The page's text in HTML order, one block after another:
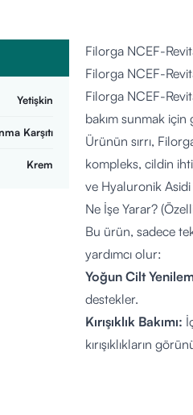
Yetişkin
Karşıtı
Krem
Filorga NCEF-
Filorga NCEF-
Filorga NCEF-
bakım sunmak
Ürünün sırrı,
kompleks, cildin
ve Hyaluronik Asidi
Ne İşe Yarar?
Bu ürün, sadece
yardımcı olur:
Yoğun Cilt
destekler.
Kırışıklık Bakımı:
kırışıklıkların